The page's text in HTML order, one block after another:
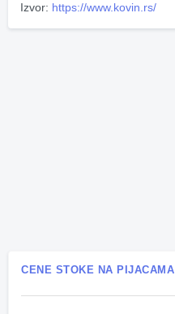
Izvor: https://www.kovin.rs/
CENE STOKE NA PIJACAMA